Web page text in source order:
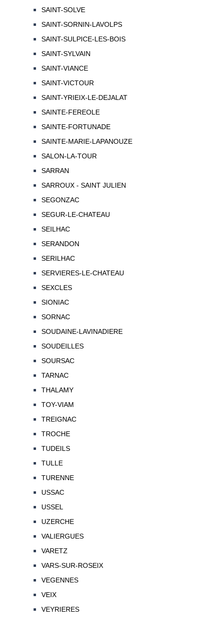
SAINT-SOLVE
SAINT-SORNIN-LAVOLPS
SAINT-SULPICE-LES-BOIS
SAINT-SYLVAIN
SAINT-VIANCE
SAINT-VICTOUR
SAINT-YRIEIX-LE-DEJALAT
SAINTE-FEREOLE
SAINTE-FORTUNADE
SAINTE-MARIE-LAPANOUZE
SALON-LA-TOUR
SARRAN
SARROUX - SAINT JULIEN
SEGONZAC
SEGUR-LE-CHATEAU
SEILHAC
SERANDON
SERILHAC
SERVIERES-LE-CHATEAU
SEXCLES
SIONIAC
SORNAC
SOUDAINE-LAVINADIERE
SOUDEILLES
SOURSAC
TARNAC
THALAMY
TOY-VIAM
TREIGNAC
TROCHE
TUDEILS
TULLE
TURENNE
USSAC
USSEL
UZERCHE
VALIERGUES
VARETZ
VARS-SUR-ROSEIX
VEGENNES
VEIX
VEYRIERES